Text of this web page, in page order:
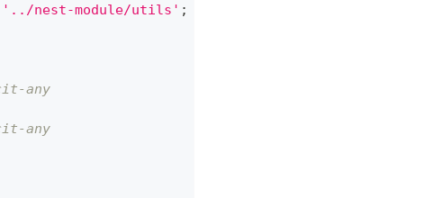
'../nest-module/utils' ;
any
any